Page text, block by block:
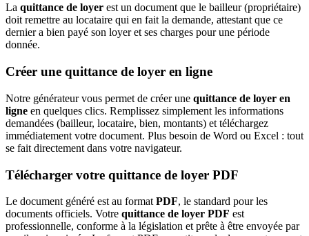
La quittance de loyer est un document que le bailleur (propriétaire)
doit remettre au locataire qui en fait la demande, attestant que ce
dernier a bien payé son loyer et ses charges pour une période
donnée.
Créer une quittance de loyer en ligne
Notre générateur vous permet de créer une quittance de loyer en
ligne en quelques clics. Remplissez simplement les informations
demandées (bailleur, locataire, bien, montants) et téléchargez
immédiatement votre document. Plus besoin de Word ou Excel : tout
se fait directement dans votre navigateur.
Télécharger votre quittance de loyer PDF
Le document généré est au format PDF, le standard pour les
documents officiels. Votre quittance de loyer PDF est
professionnelle, conforme à la législation et prête à être envoyée par